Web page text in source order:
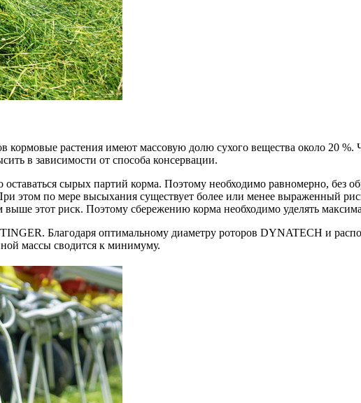
кормовые растения имеют массовую долю сухого вещества около 20
в зависимости от способа консервации.
сырых партий корма. Поэтому необходимо равномерно, без
этом по мере высыхания существует более или менее выраженный
этот риск. Поэтому сбережению корма необходимо уделять
Благодаря оптимальному диаметру роторов DYNATECH и
массы сводится к минимуму.